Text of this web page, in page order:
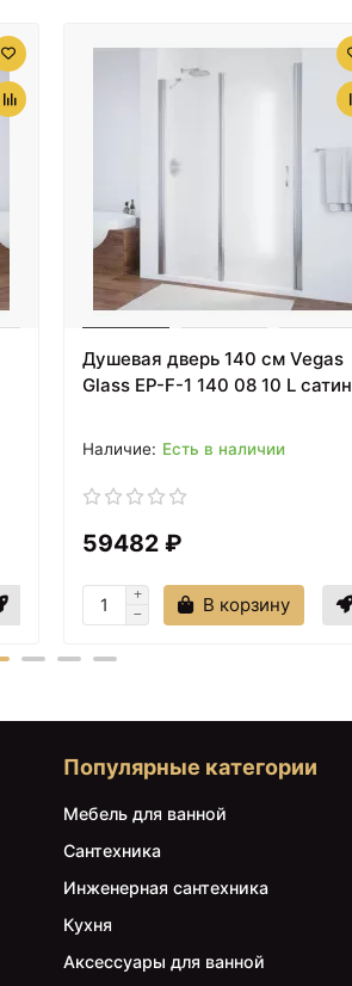
Душевая дверь 140 см Vegas
Glass EP-F-1 140 08 10 L сатин
Есть в наличии
59482 ₽
В корзину
Популярные категории
Мебель для ванной
Сантехника
Инженерная сантехника
Кухня
Аксессуары для ванной